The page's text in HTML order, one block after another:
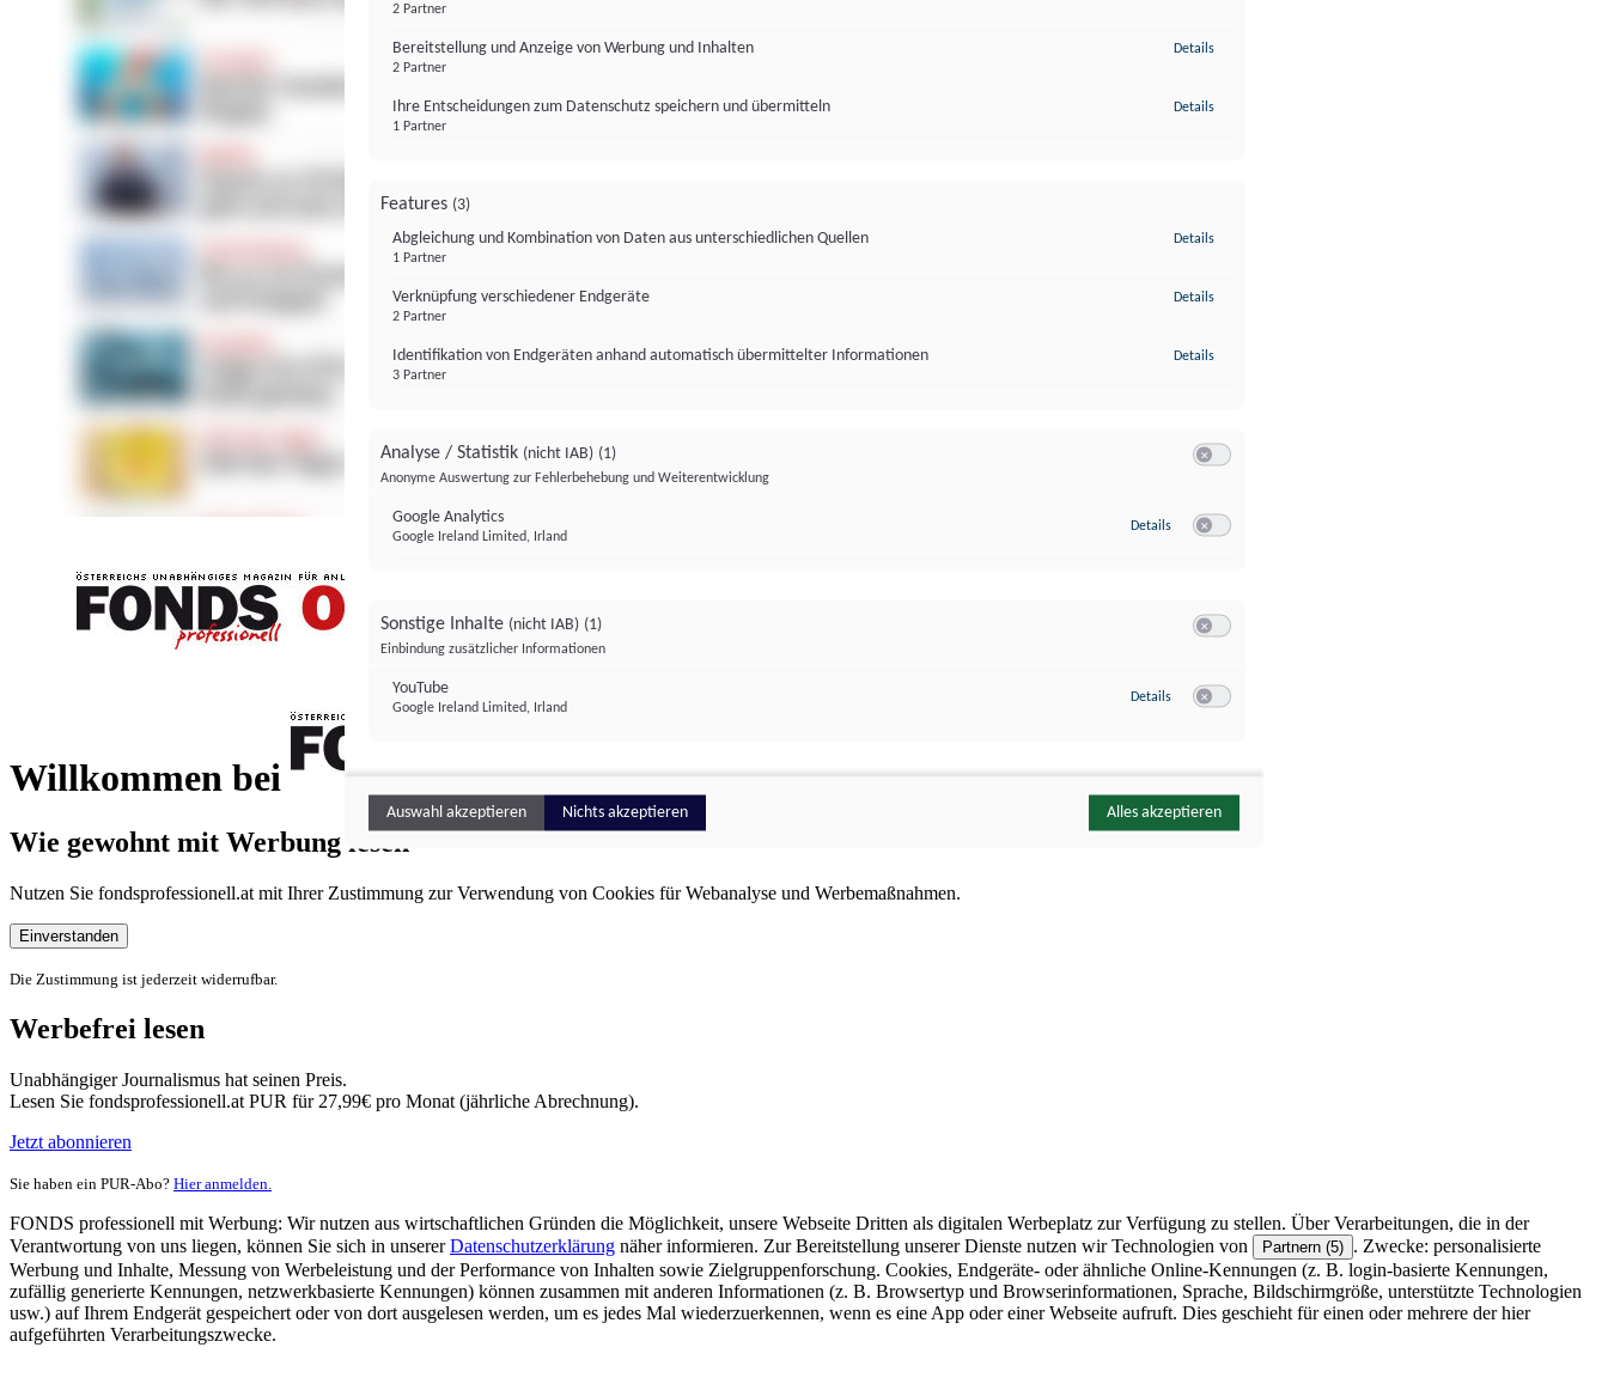
Willkommen bei
FONDS professionell
Wie gewohnt mit Werbung lesen
Nutzen Sie fondsprofessionell.at mit Ihrer Zustimmung zur Verwendung von Cookies für Webanalyse und Werbemaßnahmen.
Einverstanden
Die Zustimmung ist jederzeit widerrufbar.
Werbefrei lesen
Unabhängiger Journalismus hat seinen Preis.
Lesen Sie fondsprofessionell.at PUR für 27,99€ pro Monat (jährliche Abrechnung).
Jetzt abonnieren
Sie haben ein PUR-Abo? Hier anmelden.
FONDS professionell mit Werbung: Wir nutzen aus wirtschaftlichen Gründen die Möglichkeit, unsere Webseite Dritten als digitalen Werbeplatz zur Verfügung zu stellen. Über Verarbeitungen, die in der
Verantwortung von uns liegen, können Sie sich in unsererDatenschutzerklärung näher informieren. Zur Bereitstellung unserer Dienste nutzen wir Technologien von Partnern (5) . Zwecke: personalisierte
Werbung und Inhalte, Messung von Werbeleistung und der Performance von Inhalten sowie Zielgruppenforschung. Cookies, Endgeräte- oder ähnliche Online-Kennungen (z. B. login-basierte Kennungen,
zufällig generierte Kennungen, netzwerkbasierte Kennungen) können zusammen mit anderen Informationen (z. B. Browsertyp und Browserinformationen, Sprache, Bildschirmgröße, unterstützte Technologien
usw.) auf Ihrem Endgerät gespeichert oder von dort ausgelesen werden, um es jedes Mal wiederzuerkennen, wenn es eine App oder einer Webseite aufruft. Dies geschieht für einen oder mehrere der hier
aufgeführten Verarbeitungszwecke.
2 Partner
Bereitstellung und Anzeige von Werbung und Inhalten
2 Partner
Details
Ihre Entscheidungen zum Datenschutz speichern und übermitteln
1 Partner
Details
Features (3)
Abgleichung und Kombination von Daten aus unterschiedlichen Quellen
1 Partner
Details
Verknüpfung verschiedener Endgeräte
2 Partner
Details
Identifikation von Endgeräten anhand automatisch übermittelter Informationen
3 Partner
Details
Analyse / Statistik (nicht IAB) (1)
Anonyme Auswertung zur Fehlerbehebung und Weiterentwicklung
Google Analytics
Google Ireland Limited, Irland
Details zu Google Analytics
Sonstige Inhalte (nicht IAB) (1)
Einbindung zusätzlicher Informationen
YouTube
Google Ireland Limited, Irland
Details zu YouTube
Auswahl akzeptieren Nichts akzeptieren Alles akzeptieren